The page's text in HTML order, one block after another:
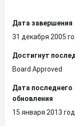
Дата завершения
31 декабря 2005
Достигнут
Board Approved
Дата последнего
обновления
15 января 2013